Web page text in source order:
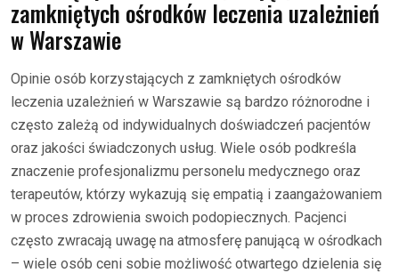
zamkniętych ośrodków leczenia uzależnień
w Warszawie
Opinie osób korzystających z zamkniętych ośrodków
leczenia uzależnień w Warszawie są bardzo różnorodne i
często zależą od indywidualnych doświadczeń pacjentów
oraz jakości świadczonych usług. Wiele osób podkreśla
znaczenie profesjonalizmu personelu medycznego oraz
terapeutów, którzy wykazują się empatią i zaangażowaniem
w proces zdrowienia swoich podopiecznych. Pacjenci
często zwracają uwagę na atmosferę panującą w ośrodkach
– wiele osób ceni sobie możliwość otwartego dzielenia się